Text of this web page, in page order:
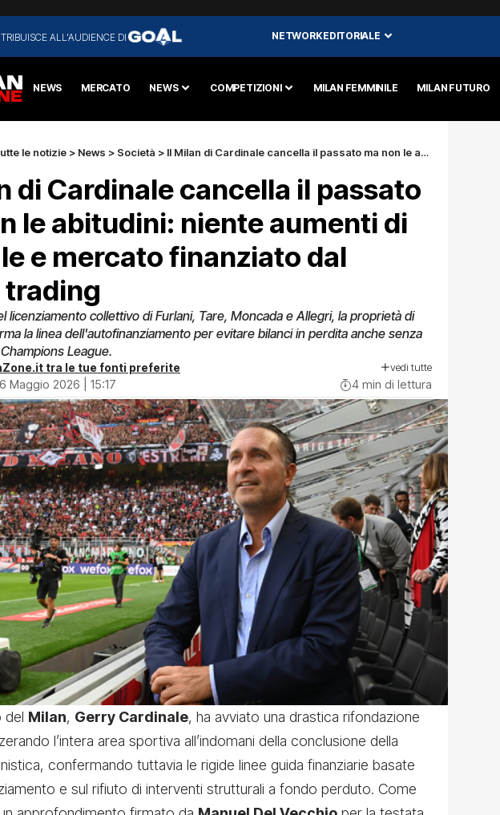
ALL'AUDIENCE DI NETWORK EDITORIALE
NEWS MERCATO NEWS COMPETIZIONI MILAN FEMMINILE MILAN FUTURO
le notizie > News > Società > Il Milan di Cardinale cancella il passato ma non le abitudini: niente aumenti di capitale e mercato finanziato dal player trading
di Cardinale cancella il passato
le abitudini: niente aumenti di
e mercato finanziato dal
trading
licenziamento collettivo di Furlani, Tare, Moncada e Allegri, la proprietà di
la linea dell'autofinanziamento per evitare bilanci in perdita anche senza
League.
tra le tue fonti preferite vedi tutte
Maggio 2026 | 15:17 4 min di lettura
del Milan, Gerry Cardinale, ha avviato una drastica rifondazione
l’intera area sportiva all’indomani della conclusione della
confermando tuttavia le rigide linee guida finanziarie basate
e sul rifiuto di interventi strutturali a fondo perduto. Come